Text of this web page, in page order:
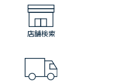
店舗検索